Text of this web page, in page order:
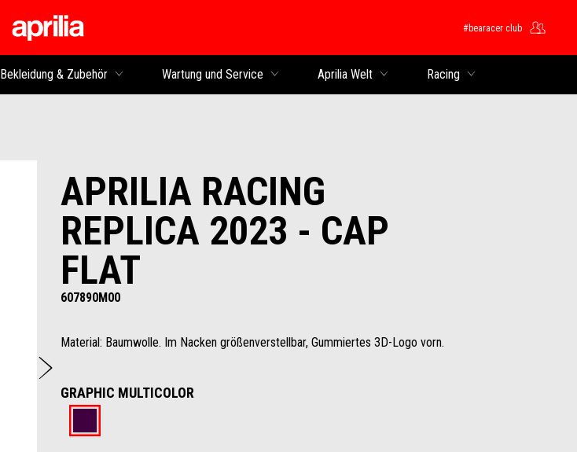
#bearacer club
Bekleidung & Zubehör Wartung und Service Aprilia Welt Racing
APRILIA RACING
REPLICA 2023 - CAP
FLAT
607890M00
Material: Baumwolle. Im Nacken größenverstellbar, Gummiertes 3D-Logo vorn.
GRAPHIC MULTICOLOR